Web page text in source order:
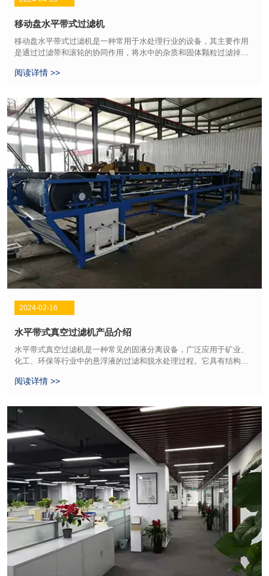
移动盘水平带式过滤机
移动盘水平带式过滤机是一种常用于水处理行业的设备，其主要作用
是通过过滤带和滚轮的协同作用，将水中的杂质和固体颗粒过滤掉，
率高等优点，被广泛应用于工业废水处理、城市污水处理、水处理厂
阅读详情 >>
2024-02-16
水平带式真空过滤机产品介绍
水平带式真空过滤机是一种常见的固液分离设备，广泛应用于矿业、
化工、环保等行业中的悬浮液的过滤和脱水处理过程。它具有结构简
阅读详情 >>